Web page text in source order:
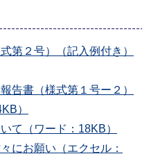
第２号）（記入例付き）
告書（様式第１号ー２）
）
て（ワード：18KB）
にお願い（エクセル：